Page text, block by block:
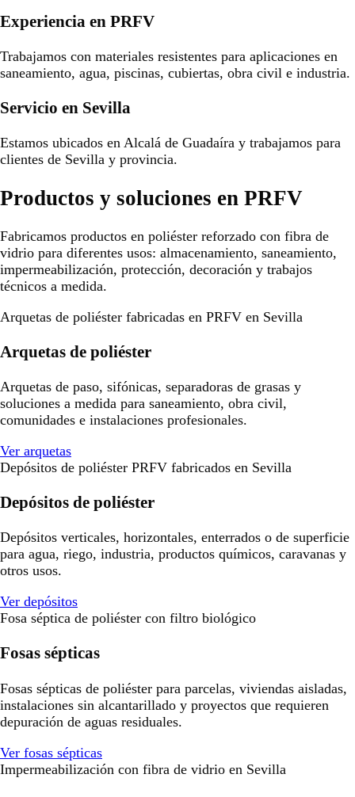
Experiencia en PRFV
Trabajamos con materiales resistentes para aplicaciones en
saneamiento, agua, piscinas, cubiertas, obra civil e industria.
Servicio en Sevilla
Estamos ubicados en Alcalá de Guadaíra y trabajamos para
clientes de Sevilla y provincia.
Productos y soluciones en PRFV
Fabricamos productos en poliéster reforzado con fibra de
vidrio para diferentes usos: almacenamiento, saneamiento,
impermeabilización, protección, decoración y trabajos
técnicos a medida.
Arquetas de poliéster fabricadas en PRFV en Sevilla
Arquetas de poliéster
Arquetas de paso, sifónicas, separadoras de grasas y
soluciones a medida para saneamiento, obra civil,
comunidades e instalaciones profesionales.
Ver arquetas
Depósitos de poliéster PRFV fabricados en Sevilla
Depósitos de poliéster
Depósitos verticales, horizontales, enterrados o de superficie
para agua, riego, industria, productos químicos, caravanas y
otros usos.
Ver depósitos
Fosa séptica de poliéster con filtro biológico
Fosas sépticas
Fosas sépticas de poliéster para parcelas, viviendas aisladas,
instalaciones sin alcantarillado y proyectos que requieren
depuración de aguas residuales.
Ver fosas sépticas
Impermeabilización con fibra de vidrio en Sevilla